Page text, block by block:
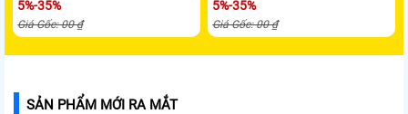
5%-35%
Giá Gốc: 00 ₫
5%-35%
Giá Gốc: 00 ₫
SẢN PHẨM MỚI RA MẮT